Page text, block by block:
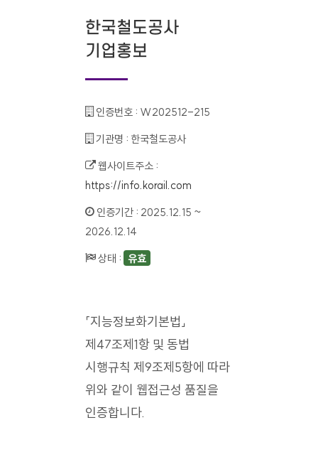
한국철도공사
기업홍보
인증번호 : W202512-215
기관명 : 한국철도공사
웹사이트주소 :
https://info.korail.com
인증기간 : 2025.12.15 ~
2026.12.14
상태 : 유효
「지능정보화기본법」
제47조제1항 및 동법
시행규칙 제9조제5항에 따라
위와 같이 웹접근성 품질을
인증합니다.